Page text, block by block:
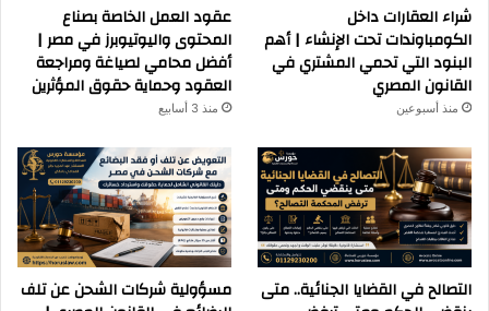
شراء العقارات داخل
الكومباوندات تحت الإنشاء | أهم
البنود التي تحمي المشتري في
القانون المصري
منذ أسبوعين
عقود العمل الخاصة بصناع
المحتوى واليوتيوبرز في مصر |
أفضل محامي لصياغة ومراجعة
العقود وحماية حقوق المؤثرين
منذ 3 أسابيع
التصالح في القضايا الجنائية.. متى
مسؤولية شركات الشحن عن تلف